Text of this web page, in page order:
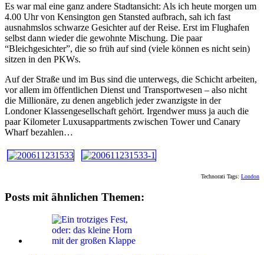
Es war mal eine ganz andere Stadtansicht: Als ich heute morgen um
4.00 Uhr von Kensington gen Stansted aufbrach, sah ich fast
ausnahmslos schwarze Gesichter auf der Reise. Erst im Flughafen
selbst dann wieder die gewohnte Mischung. Die paar
“Bleichgesichter”, die so früh auf sind (viele können es nicht sein)
sitzen in den PKWs.
Auf der Straße und im Bus sind die unterwegs, die Schicht arbeiten,
vor allem im öffentlichen Dienst und Transportwesen – also nicht
die Millionäre, zu denen angeblich jeder zwanzigste in der
Londoner Klassengesellschaft gehört. Irgendwer muss ja auch die
paar Kilometer Luxusappartments zwischen Tower und Canary
Wharf bezahlen…
Technorati Tags: London
Posts mit ähnlichen Themen: